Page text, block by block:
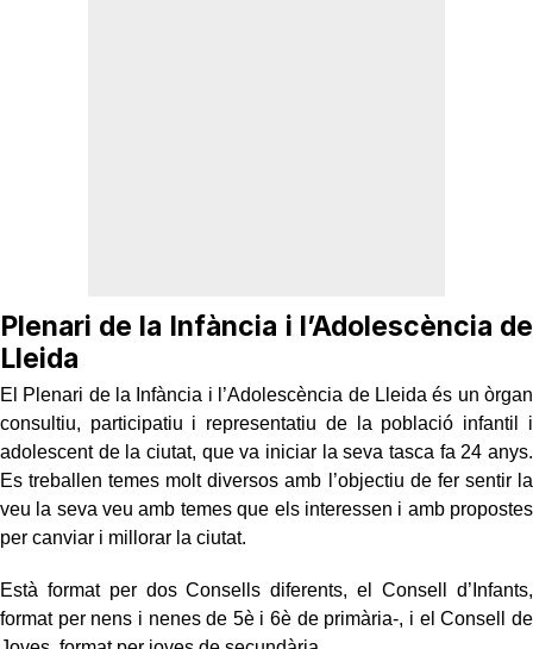
Plenari de la Infància i l’Adolescència de
Lleida
El Plenari de la Infància i l’Adolescència de Lleida és un òrgan
consultiu, participatiu i representatiu de la població infantil i
adolescent de la ciutat, que va iniciar la seva tasca fa 24 anys.
Es treballen temes molt diversos amb l’objectiu de fer sentir la
veu la seva veu amb temes que els interessen i amb propostes
per canviar i millorar la ciutat.
Està format per dos Consells diferents, el Consell d’Infants,
format per nens i nenes de 5è i 6è de primària-, i el Consell de